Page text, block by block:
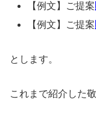
【例文】ご提案
【例文】ご提案
とします。
これまで紹介した